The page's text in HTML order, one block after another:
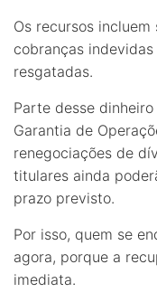
Os recursos
cobranças
resgatadas.
Parte desse
Garantia de
renegociações de
titulares ainda
prazo previsto.
Por isso, quem se
agora, porque a
imediata.